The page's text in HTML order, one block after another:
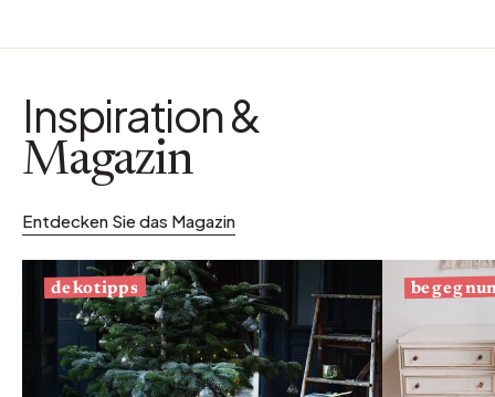
Inspiration &
Magazin
Entdecken Sie das Magazin
dekotipps